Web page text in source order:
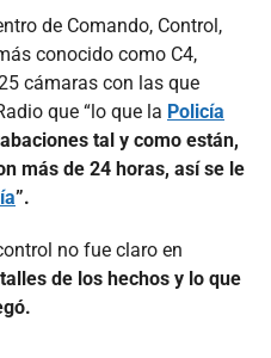
de Comando, Control,
conocido como C4,
cámaras con las que
que “lo que la Policía
tal y como están,
más de 24 horas, así se le
”.
no fue claro en
de los hechos y lo que